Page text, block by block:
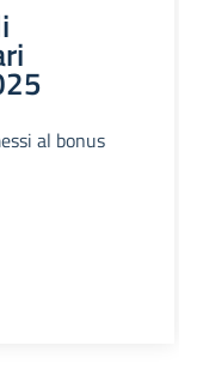
al bonus